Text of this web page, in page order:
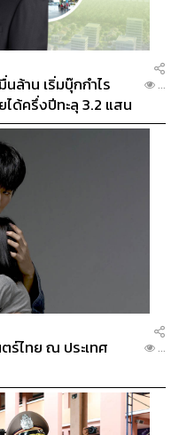
จจะเห็นถึงวาระที่เป็น
เช่น ปัญหาวิกฤตอากาศ
ทศ วิกฤตสงคราม และ
มาพร้อมกับการประชุม
งประเทศในฝ่ายใต้ที่
ลก ดังนั้น ในระยะที่ผ่าน
ควิดและการมาของ
ดงออกถึงบทบาทเพื่อเป็น
ะเทศ
ม่ได้ตอบรับกับข้อเรียก
โดยเฉพาะทัศนะที่
มีลักษณะเป็น Rule-
เอื้อให้กับประเทศในฝ่าย
านี้เชื่อว่าพลวัตและ
แวดล้อมนั้น ไม่อยู่ใน
ประเทศเหล่านี้ยังเห็น
ไม่ว่าจะเป็นสหรัฐฯ
งใจในการช่วยเหลือ
กแต่ต้องการเสียงโหวต
นล้าน เริ่มบุ๊กกำไร
ได้ครึ่งปีทะลุ 3.2 แสน
...
ร์ไทย ณ ประเทศ
...